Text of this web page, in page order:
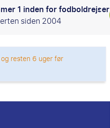
1 inden for fodboldrejser
siden 2004
resten 6 uger før